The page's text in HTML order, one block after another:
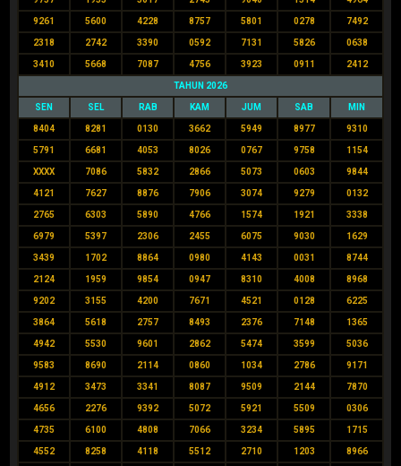
9261 5600 4228 8757 5801 0278 7492
2318 2742 3390 0592 7131 5826 0638
3410 5668 7087 4756 3923 0911 2412
TAHUN 2026
SEN SEL RAB KAM JUM SAB MIN
8404 8281 0130 3662 5949 8977 9310
5791 6681 4053 8026 0767 9758 1154
XXXX 7086 5832 2866 5073 0603 9844
4121 7627 8876 7906 3074 9279 0132
2765 6303 5890 4766 1574 1921 3338
6979 5397 2306 2455 6075 9030 1629
3439 1702 8864 0980 4143 0031 8744
2124 1959 9854 0947 8310 4008 8968
9202 3155 4200 7671 4521 0128 6225
3864 5618 2757 8493 2376 7148 1365
4942 5530 9601 2862 5474 3599 5036
9583 8690 2114 0860 1034 2786 9171
4912 3473 3341 8087 9509 2144 7870
4656 2276 9392 5072 5921 5509 0306
4735 6100 4808 7066 3234 5895 1715
4552 8258 4118 5512 2710 1203 8966